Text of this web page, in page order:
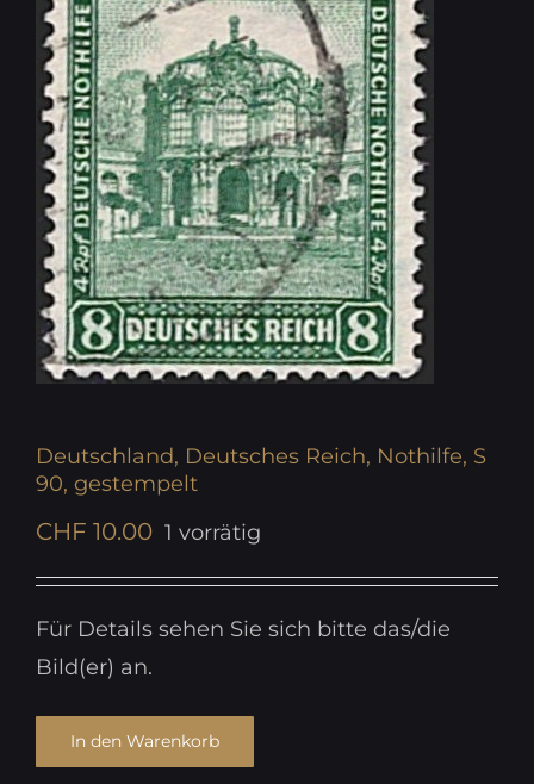
Deutschland, Deutsches Reich, Nothilfe, S
90, gestempelt
CHF 10.00 1 vorrätig
Für Details sehen Sie sich bitte das/die
Bild(er) an.
In den Warenkorb